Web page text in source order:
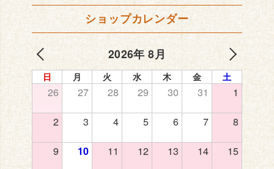
ショップカレンダー
2026年 8月
日 月 火 水 木 金 土
26 27 28 29 30 31 1
2 3 4 5 6 7 8
9 10 11 12 13 14 15